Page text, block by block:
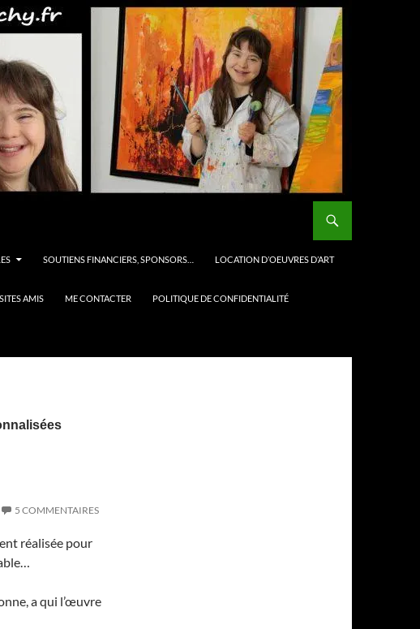
SOUTIENS FINANCIERS, SPONSORS… LOCATION D’OEUVRES D’ART
AMIS ME CONTACTER POLITIQUE DE CONFIDENTIALITÉ
5 COMMENTAIRES
réalisée pour
a qui l’œuvre